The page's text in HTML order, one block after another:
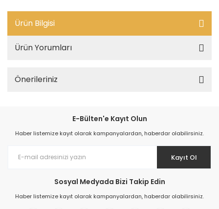
Ürün Bilgisi
Ürün Yorumları
Önerileriniz
E-Bülten'e Kayıt Olun
Haber listemize kayıt olarak kampanyalardan, haberdar olabilirsiniz.
Kayıt Ol
Sosyal Medyada Bizi Takip Edin
Haber listemize kayıt olarak kampanyalardan, haberdar olabilirsiniz.